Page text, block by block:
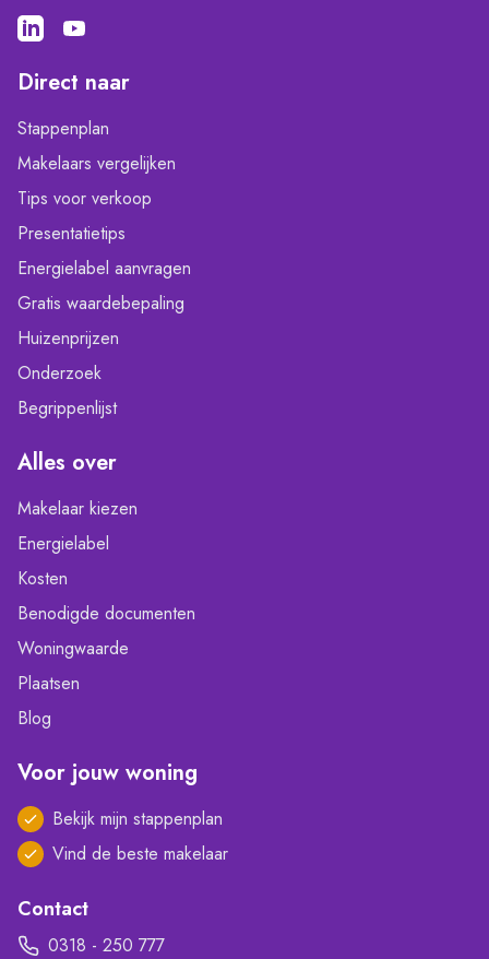
Direct naar
Stappenplan
Makelaars vergelijken
Tips voor verkoop
Presentatietips
Energielabel aanvragen
Gratis waardebepaling
Huizenprijzen
Onderzoek
Begrippenlijst
Alles over
Makelaar kiezen
Energielabel
Kosten
Benodigde documenten
Woningwaarde
Plaatsen
Blog
Voor jouw woning
Bekijk mijn stappenplan
Vind de beste makelaar
Contact
0318 - 250 777